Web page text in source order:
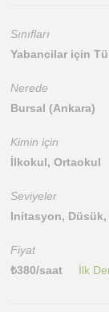
Sınıfları
Yabancilar için
Nerede
Bursal (Ankara)
Kimin için
İlkokul, Ortaokul
Seviyeler
Initasyon, Düsük,
Fiyat
₺380/saat İlk